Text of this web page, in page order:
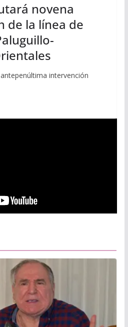
novena
de la línea de
intervención